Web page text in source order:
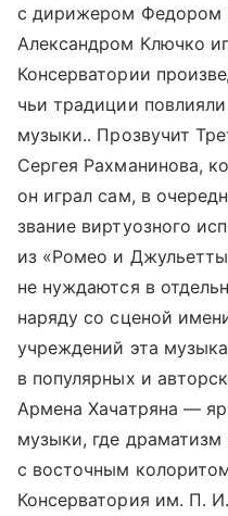
с дирижером Федором
Александром Ключко
Консерватории
чьи традиции
музыки.. Прозвучит
Сергея Рахманинова,
он играл сам, в
звание виртуозного
из «Ромео и
не нуждаются в
наряду со сценой
учреждений эта
в популярных и
Армена Хачатряна —
музыки, где
с восточным
Консерватория им. П.